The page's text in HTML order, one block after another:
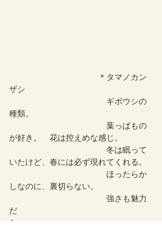
＊タマノカン
ザシ
ギボウシの
種類。
葉っぱもの
が好き。　花は控えめな感じ。
冬は眠って
いたけど、春には必ず現れてくれる。
ほったらか
しなのに、裏切らない。
強さも魅力
だ
な。